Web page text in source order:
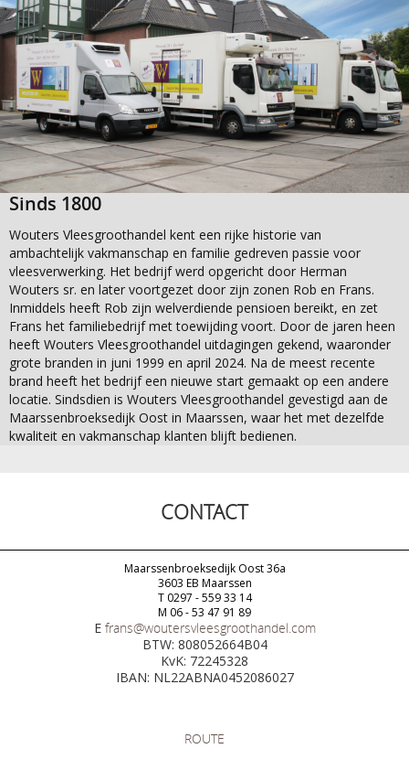
Sinds 1800
Wouters Vleesgroothandel kent een rijke historie van
ambachtelijk vakmanschap en familie gedreven passie voor
vleesverwerking. Het bedrijf werd opgericht door Herman
Wouters sr. en later voortgezet door zijn zonen Rob en Frans.
Inmiddels heeft Rob zijn welverdiende pensioen bereikt, en zet
Frans het familiebedrijf met toewijding voort. Door de jaren heen
heeft Wouters Vleesgroothandel uitdagingen gekend, waaronder
grote branden in juni 1999 en april 2024. Na de meest recente
brand heeft het bedrijf een nieuwe start gemaakt op een andere
locatie. Sindsdien is Wouters Vleesgroothandel gevestigd aan de
Maarssenbroeksedijk Oost in Maarssen, waar het met dezelfde
kwaliteit en vakmanschap klanten blijft bedienen.
CONTACT
Maarssenbroeksedijk Oost 36a
3603 EB Maarssen
T 0297 - 559 33 14
M 06 - 53 47 91 89
E frans@woutersvleesgroothandel.com
BTW: 808052664B04
KvK: 72245328
IBAN: NL22ABNA0452086027
ROUTE